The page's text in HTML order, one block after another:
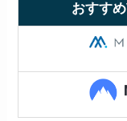
おすす